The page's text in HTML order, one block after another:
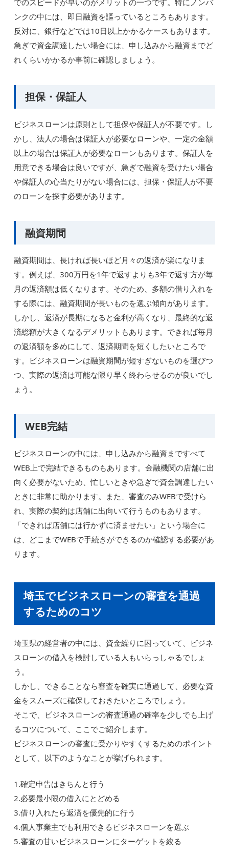
でのスピードが早いのがメリットの一つです。特にノンバ
ンクの中には、即日融資を謳っているところもあります。
反対に、銀行などでは10日以上かかるケースもあります。
急ぎで資金調達したい場合には、申し込みから融資までど
れくらいかかるか事前に確認しましょう。
担保・保証人
ビジネスローンは原則として担保や保証人が不要です。し
かし、法人の場合は保証人が必要なローンや、一定の金額
以上の場合は保証人が必要なローンもあります。保証人を
用意できる場合は良いですが、急ぎで融資を受けたい場合
や保証人の心当たりがない場合には、担保・保証人が不要
のローンを探す必要があります。
融資期間
融資期間は、長ければ長いほど月々の返済が楽になりま
す。例えば、300万円を1年で返すよりも3年で返す方が毎
月の返済額は低くなります。そのため、多額の借り入れを
する際には、融資期間が長いものを選ぶ傾向があります。
しかし、返済が長期になると金利が高くなり、最終的な返
済総額が大きくなるデメリットもあります。できれば毎月
の返済額を多めにして、返済期間を短くしたいところで
す。ビジネスローンは融資期間が短すぎないものを選びつ
つ、実際の返済は可能な限り早く終わらせるのが良いでし
ょう。
WEB完結
ビジネスローンの中には、申し込みから融資まですべて
WEB上で完結できるものもあります。金融機関の店舗に出
向く必要がないため、忙しいときや急ぎで資金調達したい
ときに非常に助かります。また、審査のみWEBで受けら
れ、実際の契約は店舗に出向いて行うものもあります。
「できれば店舗には行かずに済ませたい」という場合に
は、どこまでWEBで手続きができるのか確認する必要があ
ります。
埼玉でビジネスローンの審査を通過
するためのコツ
埼玉県の経営者の中には、資金繰りに困っていて、ビジネ
スローンの借入を検討している人もいらっしゃるでしょ
う。
しかし、できることなら審査を確実に通過して、必要な資
金をスムーズに確保しておきたいところでしょう。
そこで、ビジネスローンの審査通過の確率を少しでも上げ
るコツについて、ここでご紹介します。
ビジネスローンの審査に受かりやすくするためのポイント
として、以下のようなことが挙げられます。
1.確定申告はきちんと行う
2.必要最小限の借入にとどめる
3.借り入れたら返済を優先的に行う
4.個人事業主でも利用できるビジネスローンを選ぶ
5.審査の甘いビジネスローンにターゲットを絞る